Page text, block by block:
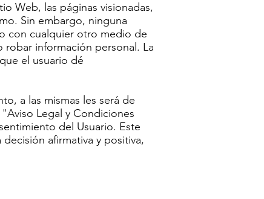
Web, las páginas visionadas,
Sin embargo, ninguna
con cualquier otro medio de
información personal. La
el usuario dé
a las mismas les será de
Legal y Condiciones
del Usuario. Este
afirmativa y positiva,